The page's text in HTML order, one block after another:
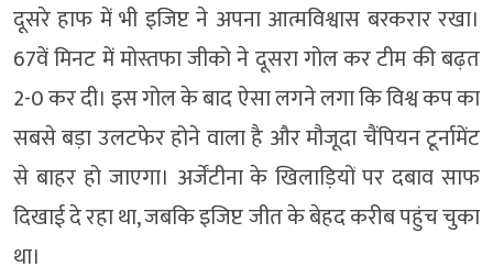
दूसरे हाफ में भी इजिप्ट ने अपना आत्मविश्वास बरकरार रखा।
67वें मिनट में मोस्तफा जीको ने दूसरा गोल कर टीम की बढ़त
2-0 कर दी। इस गोल के बाद ऐसा लगने लगा कि विश्व कप का
सबसे बड़ा उलटफेर होने वाला है और मौजूदा चैंपियन टूर्नामेंट
से बाहर हो जाएगा। अर्जेंटीना के खिलाड़ियों पर दबाव साफ
दिखाई दे रहा था, जबकि इजिप्ट जीत के बेहद करीब पहुंच चुका
था।